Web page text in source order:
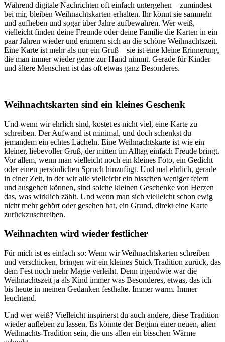
Während digitale Nachrichten oft einfach untergehen – zumindest
bei mir, bleiben Weihnachtskarten erhalten. Ihr könnt sie sammeln
und aufheben und sogar über Jahre aufbewahren. Wer weiß,
vielleicht finden deine Freunde oder deine Familie die Karten in ein
paar Jahren wieder und erinnern sich an die schöne Weihnachtszeit.
Eine Karte ist mehr als nur ein Gruß – sie ist eine kleine Erinnerung,
die man immer wieder gerne zur Hand nimmt. Gerade für Kinder
und ältere Menschen ist das oft etwas ganz Besonderes.
Weihnachtskarten sind ein kleines Geschenk
Und wenn wir ehrlich sind, kostet es nicht viel, eine Karte zu
schreiben. Der Aufwand ist minimal, und doch schenkst du
jemandem ein echtes Lächeln. Eine Weihnachtskarte ist wie ein
kleiner, liebevoller Gruß, der mitten im Alltag einfach Freude bringt.
Vor allem, wenn man vielleicht noch ein kleines Foto, ein Gedicht
oder einen persönlichen Spruch hinzufügt. Und mal ehrlich, gerade
in einer Zeit, in der wir alle vielleicht ein bisschen weniger feiern
und ausgehen können, sind solche kleinen Geschenke von Herzen
das, was wirklich zählt. Und wenn man sich vielleicht schon ewig
nicht mehr gehört oder gesehen hat, ein Grund, direkt eine Karte
zurückzuschreiben.
Weihnachten wird wieder festlicher
Für mich ist es einfach so: Wenn wir Weihnachtskarten schreiben
und verschicken, bringen wir ein kleines Stück Tradition zurück, das
dem Fest noch mehr Magie verleiht. Denn irgendwie war die
Weihnachtszeit ja als Kind immer was Besonderes, etwas, das ich
bis heute in meinen Gedanken festhalte. Immer warm. Immer
leuchtend.
Und wer weiß? Vielleicht inspirierst du auch andere, diese Tradition
wieder aufleben zu lassen. Es könnte der Beginn einer neuen, alten
Weihnachts-Tradition sein, die uns allen ein bisschen Wärme